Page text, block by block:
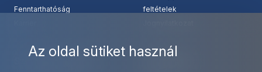
Az oldal sütiket használ
Fenntarthatóság
feltételek